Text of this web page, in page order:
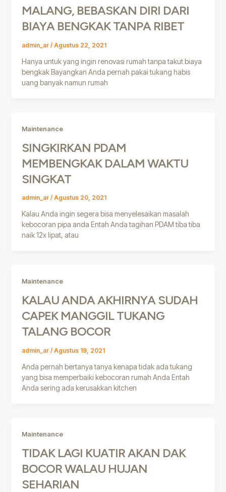
MALANG, BEBASKAN DIRI DARI
BIAYA BENGKAK TANPA RIBET
admin_ar / Agustus 22, 2021
Hanya untuk yang ingin renovasi rumah tanpa takut biaya
bengkak Bayangkan Anda pernah pakai tukang habis
uang banyak namun rumah
Maintenance
SINGKIRKAN PDAM
MEMBENGKAK DALAM WAKTU
SINGKAT
admin_ar / Agustus 20, 2021
Kalau Anda ingin segera bisa menyelesaikan masalah
kebocoran pipa anda Entah Anda tagihan PDAM tiba tiba
naik 12x lipat, atau
Maintenance
KALAU ANDA AKHIRNYA SUDAH
CAPEK MANGGIL TUKANG
TALANG BOCOR
admin_ar / Agustus 19, 2021
Anda pernah bertanya tanya kenapa tidak ada tukang
yang bisa memperbaiki kebocoran rumah Anda Entah
Anda sering ada kerusakkan kitchen
Maintenance
TIDAK LAGI KUATIR AKAN DAK
BOCOR WALAU HUJAN
SEHARIAN